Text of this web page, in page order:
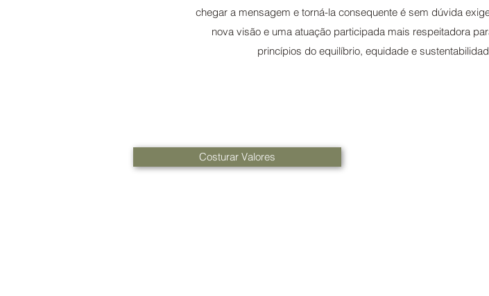
chegar a mensagem e torná-la consequente é sem dúvida
nova visão e uma atuação participada mais respeitadora
princípios do equilíbrio, equidade e
Costurar Valores